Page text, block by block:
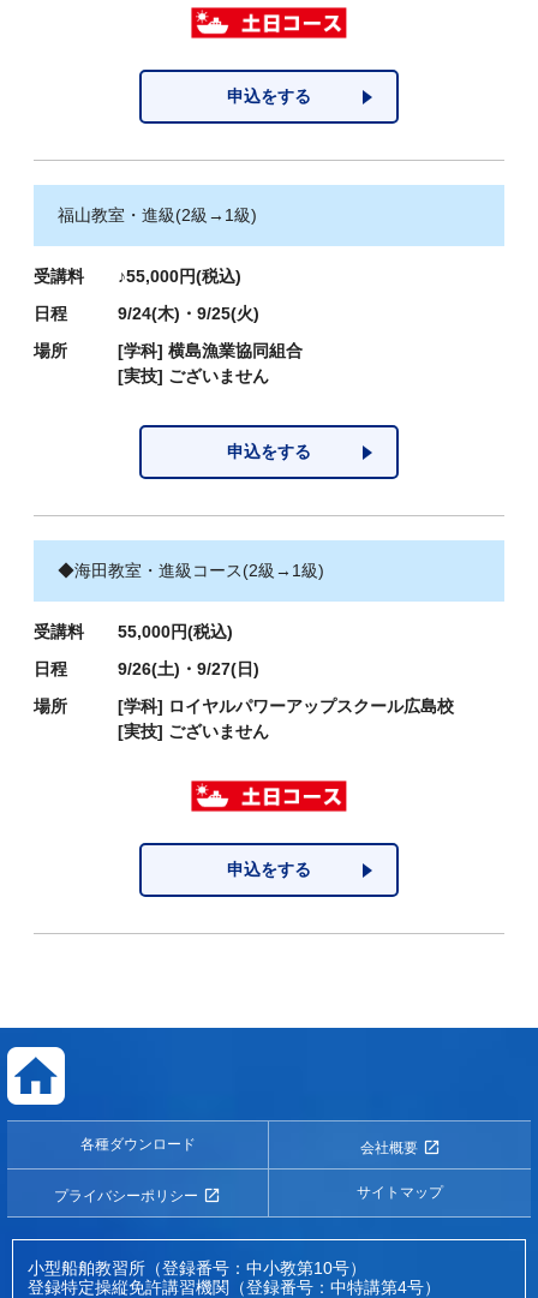
申込をする
福山教室・進級(2級→1級)
受講料
♪55,000円(税込)
日程
9/24(木)・9/25(火)
場所
[学科] 横島漁業協同組合
[実技] ございません
申込をする
◆海田教室・進級コース(2級→1級)
受講料
55,000円(税込)
日程
9/26(土)・9/27(日)
場所
[学科] ロイヤルパワーアップスクール広島校
[実技] ございません
申込をする
各種ダウンロード 会社概要
プライバシーポリシー サイトマップ
小型船舶教習所（登録番号：中小教第10号）
登録特定操縦免許講習機関（登録番号：中特講第4号）